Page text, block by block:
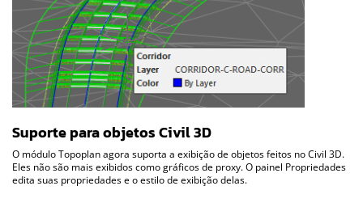
Suporte para objetos Civil 3D
O módulo Topoplan agora suporta a exibição de objetos feitos no Civil 3D.
Eles não são mais exibidos como gráficos de proxy. O painel Propriedades
edita suas propriedades e o estilo de exibição delas.